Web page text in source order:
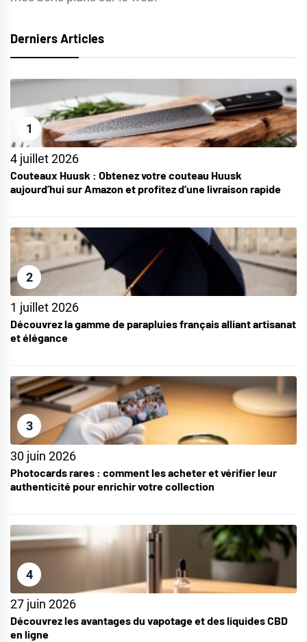
Derniers Articles
1
4 juillet 2026
Couteaux Huusk : Obtenez votre couteau Huusk
aujourd’hui sur Amazon et profitez d’une livraison rapide
2
1 juillet 2026
Découvrez la gamme de parapluies français alliant artisanat
et élégance
3
30 juin 2026
Photocards rares : comment les acheter et vérifier leur
authenticité pour enrichir votre collection
4
27 juin 2026
Découvrez les avantages du vapotage et des liquides CBD
en ligne